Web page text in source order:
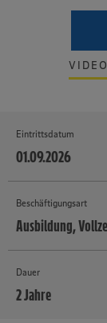
Eintrittsdatum
01.09.2026
Beschäftigungsart
Ausbildung,
Dauer
2 Jahre